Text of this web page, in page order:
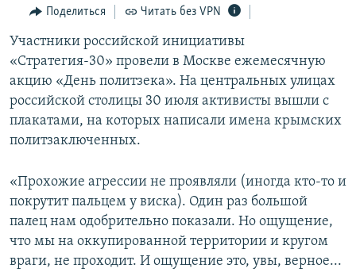
Вернутся
поиску
ИНТЕРАКТИВ
ИНФОГРАФИКА
ТЕЛЕПРОЕКТ КРЫМ.РЕАЛИИ
СОВЕТЫ ПРАВОЗАЩИТНИКОВ
ПРОПАВШИЕ БЕЗ ВЕСТИ
КРЫМ.НЕПОКОРЕННЫЙ
УКРАИНСКАЯ ПРОБЛЕМА КРЫМА
РАДІО СВОБОДА
КАК ОБОЙТИ БЛОКИРОВКУ
Українською
Все сайты RFE/RL
Поделиться Читать без VPN
Участники российской инициативы
«Стратегия-30» провели в Москве ежемесячную
акцию «День политзека». На центральных улицах
российской столицы 30 июля активисты вышли с
плакатами, на которых написали имена крымских
политзаключенных.
«Прохожие агрессии не проявляли (иногда кто-то и
покрутит пальцем у виска). Один раз большой
палец нам одобрительно показали. Но ощущение,
что мы на оккупированной территории и кругом
враги, не проходит. И ощущение это, увы, верное...